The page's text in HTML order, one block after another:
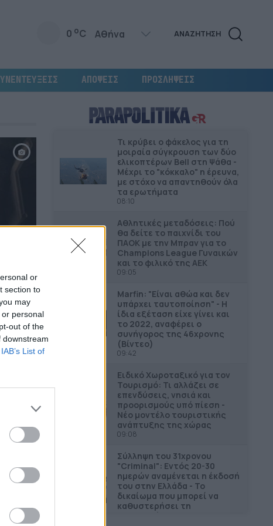
or
section to
may
personal
out of the
downstream
IAB’s List of
0 oC ΑΝΑΖΗΤΗΣΗ
ΑΠΟΨΕΙΣ ΠΡΟΣΛΗΨΕΙΣ
Τι κρύβει ο φάκελος για τη
μοιραία σύγκρουση των δύο
ελικοπτέρων Bell στη Ψάθα -
Μέχρι το "κόκκαλο" η έρευνα,
με στόχο να απαντηθούν όλα
τα ερωτήματα
08:10
Αθλητικές μεταδόσεις: Πού
θα δείτε το παιχνίδι του
ΠΑΟΚ με την Μπραν για το
Champions League Γυναικών
και το φιλικό της ΑΕΚ
09:05
Marfin: "Είναι αθώα και δεν
υπάρχει ταυτοποίηση" - Η
ίδια εξέταση είχε γίνει και
το 2022, αναφέρει ο
συνήγορος της 46χρονης
(Βίντεο)
09:42
Ειδικό Χωροταξικό για τον
Τουρισμό: Τι αλλάζει σε
επενδύσεις, νησιά και
προορισμούς υπό πίεση -
Νέο μοντέλο τουριστικής
ανάπτυξης της χώρας
09:08
Σύλληψη του 31χρονου
"Criminal": Εντός 20-30
ημερών αναμένεται η έκδοσή
του στην Ελλάδα - Το
δικαίωμα που μπορεί να
καθυστερήσει τη
διαδικασία